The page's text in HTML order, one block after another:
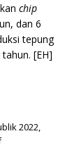
chip
dan 6
tepung
[EH]
2022,